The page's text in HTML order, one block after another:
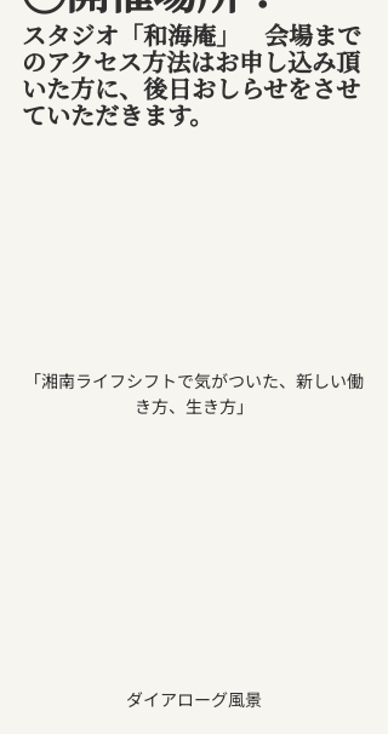
スタジオ「和海庵」　会場まで
のアクセス方法はお申し込み頂
いた方に、後日おしらせをさせ
ていただきます。
「湘南ライフシフトで気がついた、新しい働
き方、生き方」
ダイアローグ風景